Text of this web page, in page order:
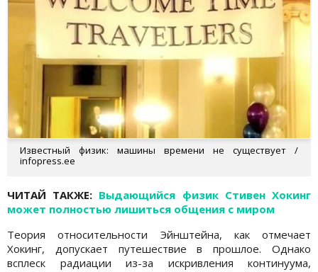
Известный физик: машины времени не существует /
infopress.ee
ЧИТАЙ ТАКЖЕ: Выдающийся физик Стивен Хокинг
может полностью лишиться общения с миром
Теория относительности Эйнштейна, как отмечает
Хокинг, допускает путешествие в прошлое. Однако
всплеск радиации из-за искривления континуума,